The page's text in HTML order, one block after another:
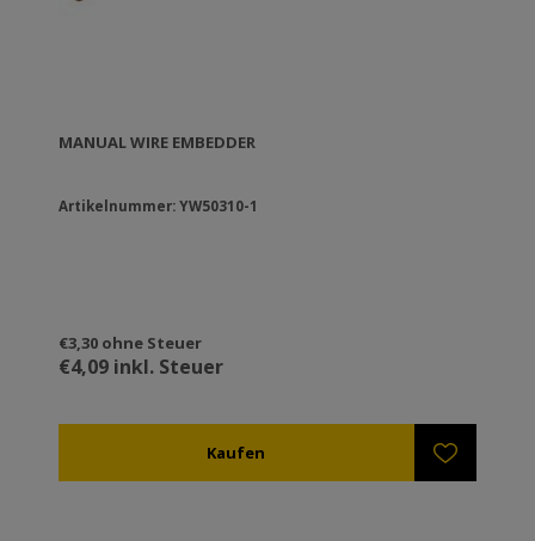
MANUAL WIRE EMBEDDER
Artikelnummer: YW50310-1
€3,30 ohne Steuer
€4,09 inkl. Steuer